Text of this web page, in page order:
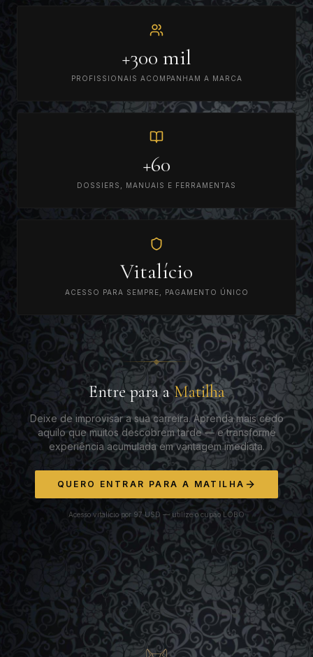
+300 mil
PROFISSIONAIS ACOMPANHAM A MARCA
+60
DOSSIERS, MANUAIS E FERRAMENTAS
Vitalício
ACESSO PARA SEMPRE, PAGAMENTO ÚNICO
Entre para aMatilha
Deixe de improvisar a sua carreira. Aprenda mais cedo
aquilo que muitos descobrem tarde — e transforme
experiência acumulada em vantagem imediata.
QUERO ENTRAR PARA A MATILHA
Acesso vitalício por 97 USD — utilize o cupão LOBO